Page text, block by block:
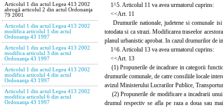
Articolul 1 din actul Legea 413 2002
abrogă articolul 2 din actul Ordonanţa
79 2001
Articolul 1 din actul Legea 413 2002
modifica articolul 1 din actul
Ordonanţa 43 1997
Articolul 1 din actul Legea 413 2002
modifica articolul 3 din actul
Ordonanţa 43 1997
Articolul 1 din actul Legea 413 2002
modifica articolul 4 din actul
Ordonanţa 43 1997
Articolul 1 din actul Legea 413 2002
modifica articolul 6 din actul
Ordonanţa 43 1997
1^5. Articolul 11 va avea urmatorul cuprins:
<<Art. 11
Drumurile nationale, judetene si comunale isi
totodata si ca strazi. Modificarea traseelor
planul urbanistic aprobat. In cazul drumurilor de
1^6. Articolul 13 va avea urmatorul cuprins:
<<Art. 13
(1) Propunerile de incadrare in categorii
drumurile comunale, de catre consiliile locale
avizul Ministerului Lucrarilor Publice,
(2) Propunerile de modificare a incadrarii
drumul respectiv se afla pe raza a doua sau